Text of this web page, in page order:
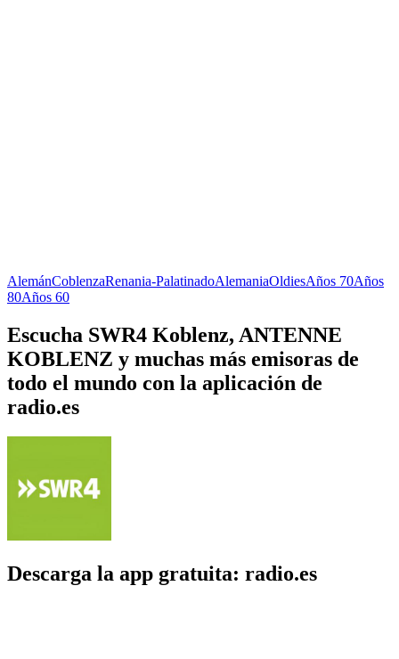
AlemánCoblenzaRenania-PalatinadoAlemaniaOldiesAños 70Años
80Años 60
Escucha SWR4 Koblenz, ANTENNE
KOBLENZ y muchas más emisoras de
todo el mundo con la aplicación de
radio.es
Descarga la app gratuita: radio.es